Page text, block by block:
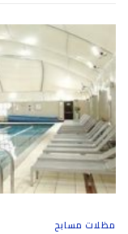
مظلات مسابح